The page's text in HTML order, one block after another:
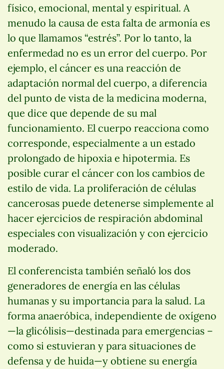
físico, emocional, mental y espiritual. A
menudo la causa de esta falta de armonía es
lo que llamamos “estrés”. Por lo tanto, la
enfermedad no es un error del cuerpo. Por
ejemplo, el cáncer es una reacción de
adaptación normal del cuerpo, a diferencia
del punto de vista de la medicina moderna,
que dice que depende de su mal
funcionamiento. El cuerpo reacciona como
corresponde, especialmente a un estado
prolongado de hipoxia e hipotermia. Es
posible curar el cáncer con los cambios de
estilo de vida. La proliferación de células
cancerosas puede detenerse simplemente al
hacer ejercicios de respiración abdominal
especiales con visualización y con ejercicio
moderado.
El conferencista también señaló los dos
generadores de energía en las células
humanas y su importancia para la salud. La
forma anaeróbica, independiente de oxígeno
—la glicólisis—destinada para emergencias –
como si estuvieran y para situaciones de
defensa y de huida—y obtiene su energía